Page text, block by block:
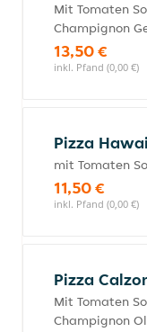
Mit Tomaten
Champignon
13,50 €
inkl. Pfand (0,00 €)
Pizza
mit Tomaten
11,50 €
inkl. Pfand (0,00 €)
Pizza
Mit Tomaten
Champignon